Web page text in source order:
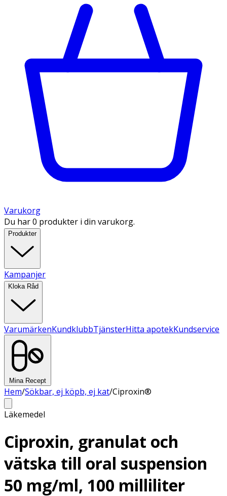
Varukorg
Du har 0 produkter i din varukorg.
Produkter
Kampanjer
Kloka Råd
VarumärkenKundklubbTjänsterHitta apotekKundservice
Mina Recept
Hem/Sökbar, ej köpb, ej kat/Ciproxin®
Läkemedel
Ciproxin, granulat och
vätska till oral suspension
50 mg/ml, 100 milliliter